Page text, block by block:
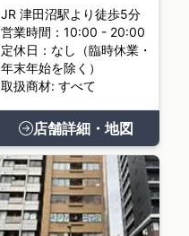
JR 津田沼駅より徒歩5分
営業時間：10:00 - 20:00
定休日：なし（臨時休業・
年末年始を除く）
取扱商材: すべて
店舗詳細・地図